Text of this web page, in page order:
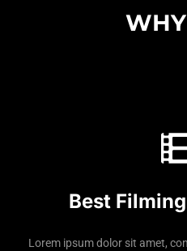
Best
Lorem ipsum dolor sit amet,